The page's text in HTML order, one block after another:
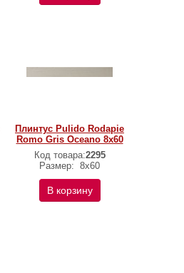
Плинтус Pulido Rodapie
Romo Gris Oceano 8х60
Код товара:2295
Размер: 8х60
В корзину